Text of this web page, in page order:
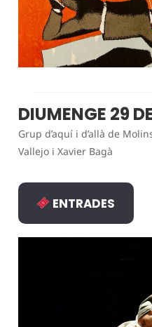
DIUMENGE 29
Grup d’aquí i d’allà de
Vallejo i Xavier Bagà
ENTRADES